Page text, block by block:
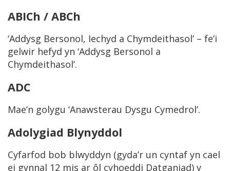
ABICh / ABCh
‘Addysg Bersonol, Iechyd a Chymdeithasol’ – fe’i
gelwir hefyd yn ‘Addysg Bersonol a
Chymdeithasol’.
ADC
Mae’n golygu ‘Anawsterau Dysgu Cymedrol’.
Adolygiad Blynyddol
Cyfarfod bob blwyddyn (gyda’r un cyntaf yn cael
ei gynnal 12 mis ar ôl cyhoeddi Datganiad) y